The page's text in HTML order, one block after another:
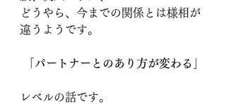
どうやら、今までの関係とは様相が
違うようです。
「パートナーとのあり方が変わる」
レベルの話です。